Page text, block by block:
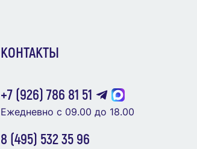
КОНТАКТЫ
+7 (926) 786 81 51
Ежедневно с 09.00 до 18.00
8 (495) 532 35 96